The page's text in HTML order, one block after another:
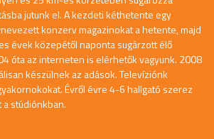
jutunk el. A kezdeti kéthetente egy
konzerv magazinokat a hetente, majd
évek közepétől naponta sugárzott élő
óta az interneten is elérhetők vagyunk. 2008
készülnek az adások. Televíziónk
Évről évre 4-6 hallgató szerez
stúdiónkban.